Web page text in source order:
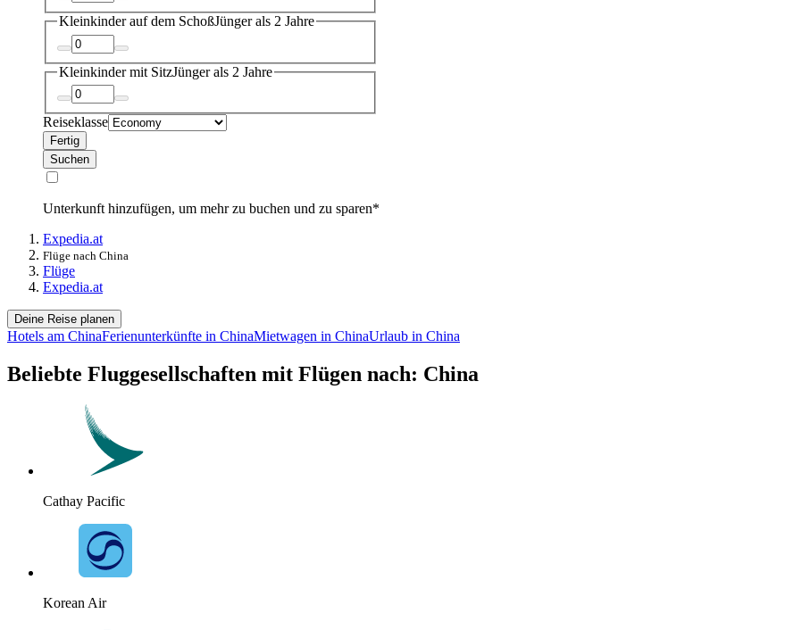
Kleinkinder auf dem SchoßJünger als 2 Jahre
Kleinkinder mit SitzJünger als 2 Jahre
Reiseklasse
Fertig
Suchen
Unterkunft hinzufügen, um mehr zu buchen und zu sparen*
Expedia.at
Flüge nach China
Flüge
Expedia.at
Deine Reise planen
Hotels am ChinaFerienunterkünfte in ChinaMietwagen in ChinaUrlaub in China
Beliebte Fluggesellschaften mit Flügen nach: China
Cathay Pacific
Korean Air